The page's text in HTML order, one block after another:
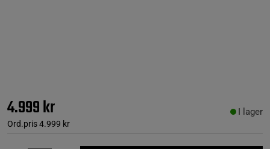
4.999 kr
Ord.pris4.999 kr
I lager